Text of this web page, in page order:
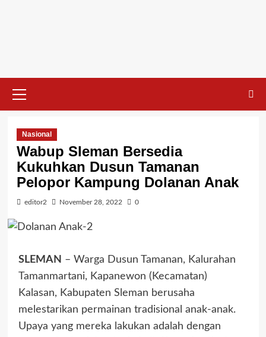
Nasional
Wabup Sleman Bersedia
Kukuhkan Dusun Tamanan
Pelopor Kampung Dolanan Anak
editor2 November 28, 2022 0
SLEMAN – Warga Dusun Tamanan, Kalurahan
Tamanmartani, Kapanewon (Kecamatan)
Kalasan, Kabupaten Sleman berusaha
melestarikan permainan tradisional anak-anak.
Upaya yang mereka lakukan adalah dengan